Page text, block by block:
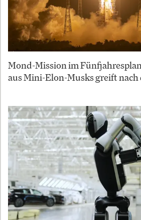
Mond-Mission im
aus Mini-Elon-Musks greift nach